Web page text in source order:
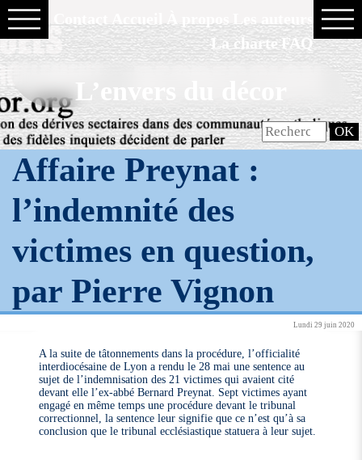
La charte FAQ
L’envers du décor
Affaire Preynat :
l’indemnité des
victimes en question,
par Pierre Vignon
Lundi 29 juin 2020
A la suite de tâtonnements dans la procédure, l’officialité
interdiocésaine de Lyon a rendu le 28 mai une sentence au
sujet de l’indemnisation des 21 victimes qui avaient cité
devant elle l’ex-abbé Bernard Preynat. Sept victimes ayant
engagé en même temps une procédure devant le tribunal
correctionnel, la sentence leur signifie que ce n’est qu’à sa
conclusion que le tribunal ecclésiastique statuera à leur sujet.